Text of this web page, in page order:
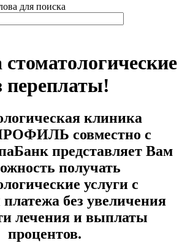
для поиска
переплаты!
клиника
совместно с
представляет Вам
получать
услуги с
платежа без увеличения
лечения и выплаты
процентов.